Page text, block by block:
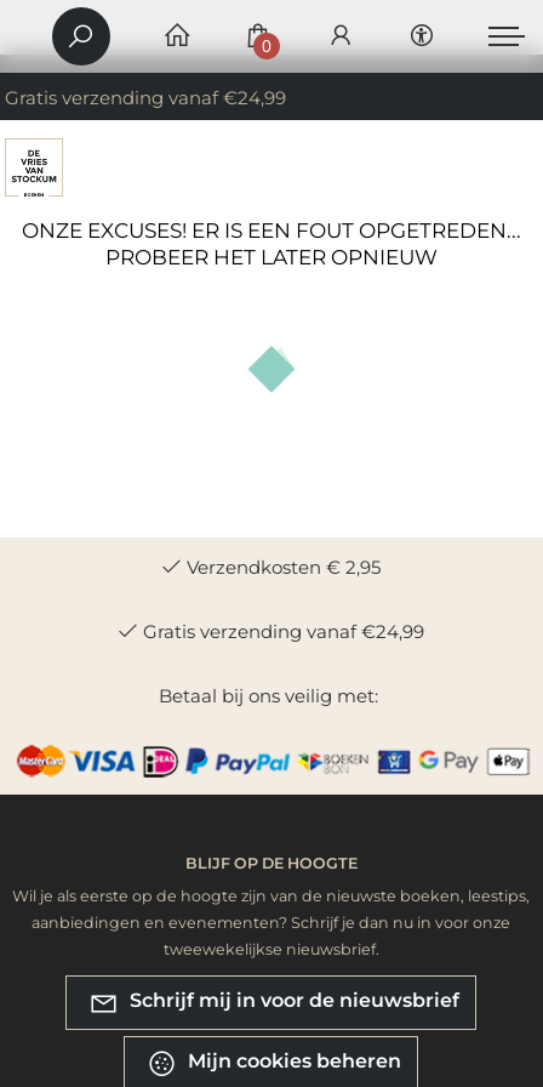
Gratis verzending vanaf €24,99
0
ONZE EXCUSES! ER IS EEN FOUT OPGETREDEN...
PROBEER HET LATER OPNIEUW
Verzendkosten € 2,95
Gratis verzending vanaf €24,99
Betaal bij ons veilig met:
BLIJF OP DE HOOGTE
Wil je als eerste op de hoogte zijn van de nieuwste boeken, leestips,
aanbiedingen en evenementen? Schrijf je dan nu in voor onze
tweewekelijkse nieuwsbrief.
Schrijf mij in voor de nieuwsbrief
Mijn cookies beheren